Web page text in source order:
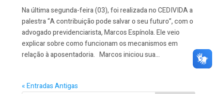
Na última segunda-feira (03), foi realizada no CEDIVIDA a
palestra “A contribuição pode salvar o seu futuro”, com o
advogado previdenciarista, Marcos Espínola. Ele veio
explicar sobre como funcionam os mecanismos em
relação à aposentadoria. Marcos iniciou sua...
« Entradas Antigas